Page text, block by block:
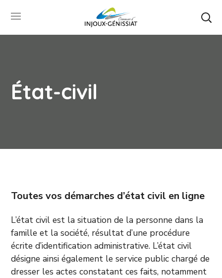
État-civil
Toutes vos démarches d’état civil en ligne
L’état civil est la situation de la personne dans la
famille et la société, résultat d’une procédure
écrite d’identification administrative. L’état civil
désigne ainsi également le service public chargé de
dresser les actes constatant ces faits, notamment